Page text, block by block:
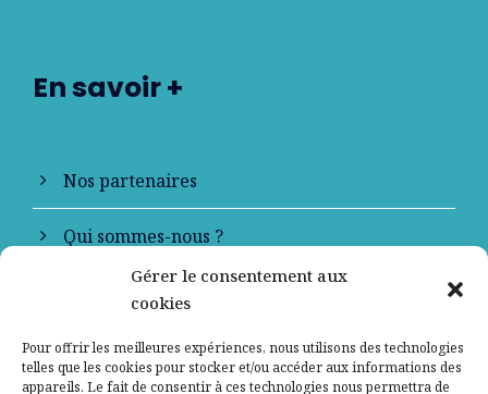
Gérer le consentement aux
cookies
Pour offrir les meilleures expériences, nous utilisons des technologies
telles que les cookies pour stocker et/ou accéder aux informations des
appareils. Le fait de consentir à ces technologies nous permettra de
En savoir +
Nos partenaires
Qui sommes-nous ?
Contactez-nous
Mentions légales